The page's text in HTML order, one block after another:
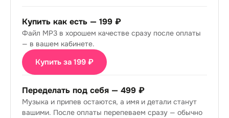
Купить как есть — 199 ₽
Файл MP3 в хорошем качестве сразу после оплаты
— в вашем кабинете.
Купить за 199 ₽
Переделать под себя — 499 ₽
Музыка и припев остаются, а имя и детали станут
вашими. После оплаты перепеваем сразу — обычно